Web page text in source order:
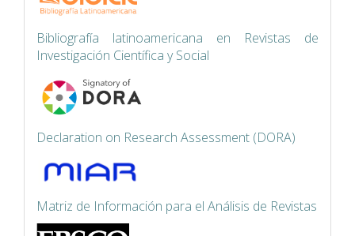
Bibliografía latinoamericana en Revistas de
Investigación Científica y Social
Declaration on Research Assessment (DORA)
Matriz de Información para el Análisis de Revistas